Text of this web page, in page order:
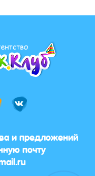
и предложений
почту